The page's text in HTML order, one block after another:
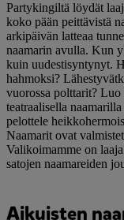
Partykingiltä löydät
koko pään peittävistä
arkipäivän latteaa
naamarin avulla. Kun
kuin uudestisyntynyt.
hahmoksi?
vuorossa polttarit? Luo
teatraalisella
pelottele
Naamarit ovat
Valikoimamme on
satojen naamareiden
Aikuisten